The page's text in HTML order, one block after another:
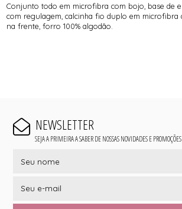
Conjunto todo em microfibra com bojo, base de
com regulagem, calcinha fio duplo em microfibra
na frente, forro 100% algodão.
NEWSLETTER
SEJA A PRIMEIRA A SABER DE NOSSAS NOVIDADES E PROMOÇÕES!